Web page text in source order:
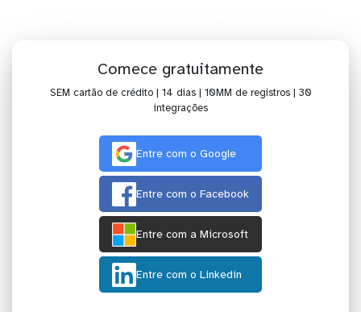
Comece gratuitamente
SEM cartão de crédito | 14 dias | 10MM de registros | 30
integrações
Entre com o Google
Entre com o Facebook
Entre com a Microsoft
Entre com o Linkedin